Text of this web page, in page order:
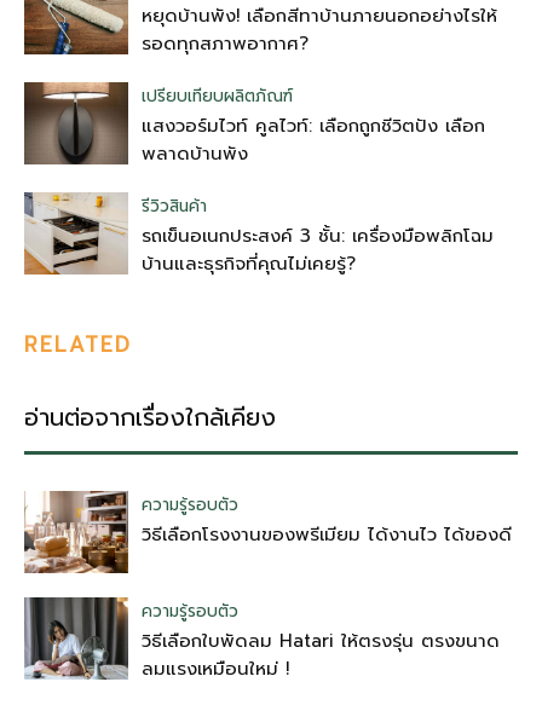
หยุดบ้านพัง! เลือกสีทาบ้านภายนอกอย่างไรให้
รอดทุกสภาพอากาศ?
เปรียบเทียบผลิตภัณฑ์
แสงวอร์มไวท์ คูลไวท์: เลือกถูกชีวิตปัง เลือก
พลาดบ้านพัง
รีวิวสินค้า
รถเข็นอเนกประสงค์ 3 ชั้น: เครื่องมือพลิกโฉม
บ้านและธุรกิจที่คุณไม่เคยรู้?
RELATED
อ่านต่อจากเรื่องใกล้เคียง
ความรู้รอบตัว
วิธีเลือกโรงงานของพรีเมียม ได้งานไว ได้ของดี
ความรู้รอบตัว
วิธีเลือกใบพัดลม Hatari ให้ตรงรุ่น ตรงขนาด
ลมแรงเหมือนใหม่ !